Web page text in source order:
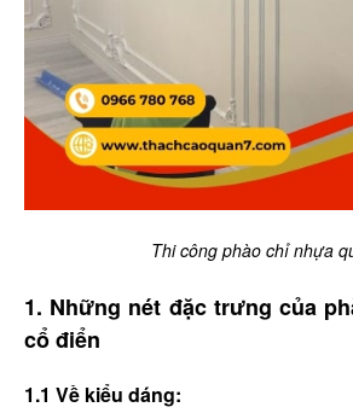
Thi công phào chỉ nhựa
1. Những nét đặc trưng của
cổ điển
1.1 Về kiểu dáng: